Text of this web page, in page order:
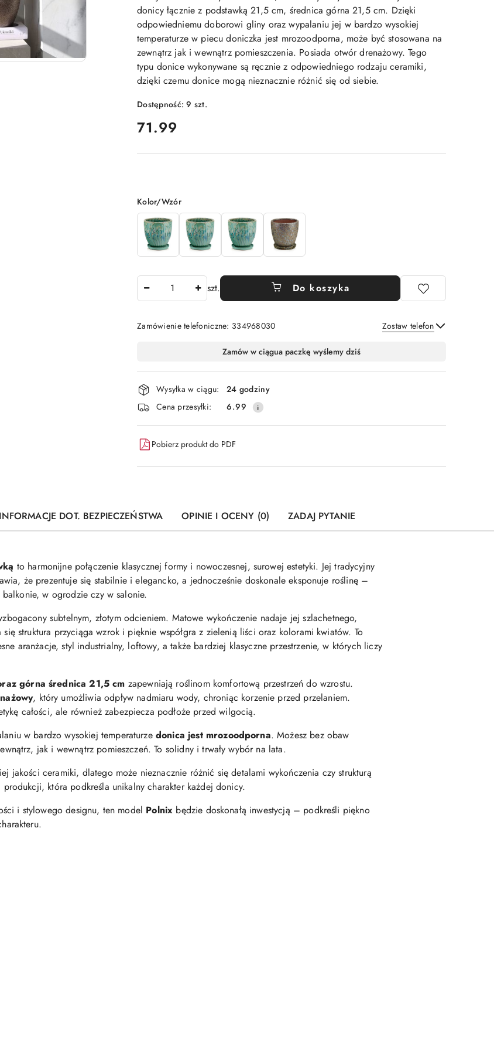
donicy łącznie z podstawką 21,5 cm, średnica górna 21,5 cm. Dzięki
odpowiedniemu doborowi gliny oraz wypalaniu jej w bardzo wysokiej
temperaturze w piecu doniczka jest mrozoodporna, może być stosowana na
zewnątrz jak i wewnątrz pomieszczenia. Posiada otwór drenażowy. Tego
typu donice wykonywane są ręcznie z odpowiedniego rodzaju ceramiki,
dzięki czemu donice mogą nieznacznie różnić się od siebie.
Dostępność:9 szt.
cena:
71.99
Wariant
Kolor/Wzór
szt. Do koszyka
Zamówienie telefoniczne: 334968030 Zostaw telefon
i
dostawa
Zamów w ciągua paczkę wyślemy dziś
Wysyłka w ciągu:
24 godziny
Cena przesyłki:
6.99
Pobierz produkt do PDF
INFORMACJE DOT. BEZPIECZEŃSTWA OPINIE I OCENY (0) ZADAJ PYTANIE
to harmonijne połączenie klasycznej formy i nowoczesnej, surowej estetyki. Jej tradycyjny
że prezentuje się stabilnie i elegancko, a jednocześnie doskonale eksponuje roślinę –
w ogrodzie czy w salonie.
subtelnym, złotym odcieniem. Matowe wykończenie nadaje jej szlachetnego,
struktura przyciąga wzrok i pięknie współgra z zielenią liści oraz kolorami kwiatów. To
aranżacje, styl industrialny, loftowy, a także bardziej klasyczne przestrzenie, w których liczy
górna średnica 21,5 cm zapewniają roślinom komfortową przestrzeń do wzrostu.
, który umożliwia odpływ nadmiaru wody, chroniąc korzenie przed przelaniem.
całości, ale również zabezpiecza podłoże przed wilgocią.
w bardzo wysokiej temperaturze donica jest mrozoodporna. Możesz bez obaw
jak i wewnątrz pomieszczeń. To solidny i trwały wybór na lata.
jakości ceramiki, dlatego może nieznacznie różnić się detalami wykończenia czy strukturą
która podkreśla unikalny charakter każdej donicy.
i stylowego designu, ten model Polnix będzie doskonałą inwestycją – podkreśli piękno